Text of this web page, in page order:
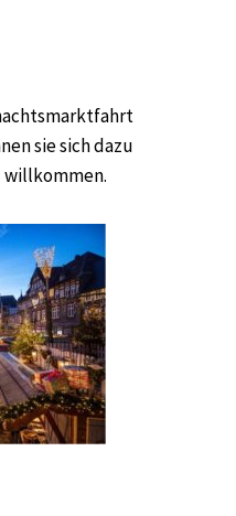
sie sich dazu
willkommen.